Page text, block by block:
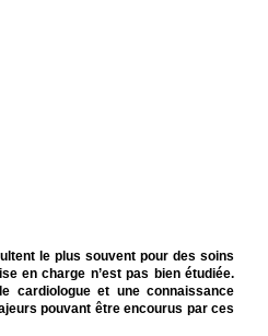
le plus souvent pour des soins
en charge n’est pas bien étudiée.
cardiologue et une connaissance
pouvant être encourus par ces